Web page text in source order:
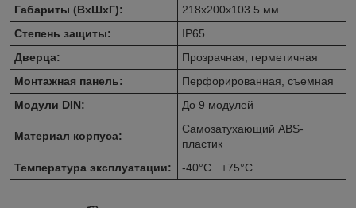
Габариты (ВxШxГ):
218x200x103.5 мм
Степень защиты:
IP65
Дверца:
Прозрачная, герметичная
Монтажная панель:
Перфорированная, съемная
Модули DIN:
До 9 модулей
Материал корпуса:
Самозатухающий ABS-
пластик
Температура эксплуатации:
-40°C...+75°C